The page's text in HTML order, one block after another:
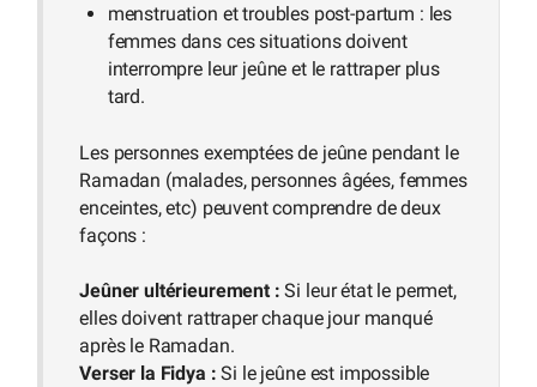
menstruation et troubles post-partum : les
femmes dans ces situations doivent
interrompre leur jeûne et le rattraper plus
tard.
Les personnes exemptées de jeûne pendant le
Ramadan (malades, personnes âgées, femmes
enceintes, etc) peuvent comprendre de deux
façons :
Jeûner ultérieurement : Si leur état le permet,
elles doivent rattraper chaque jour manqué
après le Ramadan.
Verser la Fidya : Si le jeûne est impossible